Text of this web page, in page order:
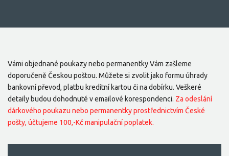
Vámi objednané poukazy nebo permanentky Vám zašleme
doporučeně Českou poštou. Můžete si zvolit jako formu úhrady
bankovní převod, platbu kreditní kartou či na dobírku. Veškeré
detaily budou dohodnuté v emailové korespondenci. Za odeslání
dárkového poukazu nebo permanentky prostřednictvím České
pošty, účtujeme 100,-Kč manipulační poplatek.